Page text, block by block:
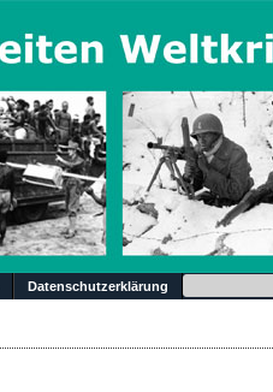
Datenschutzerklärung Suchen nach: